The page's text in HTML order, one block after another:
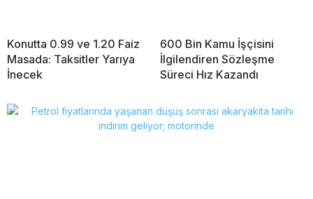
Konutta 0.99 ve 1.20 Faiz
Masada: Taksitler Yarıya
İnecek
600 Bin Kamu İşçisini
İlgilendiren Sözleşme
Süreci Hız Kazandı